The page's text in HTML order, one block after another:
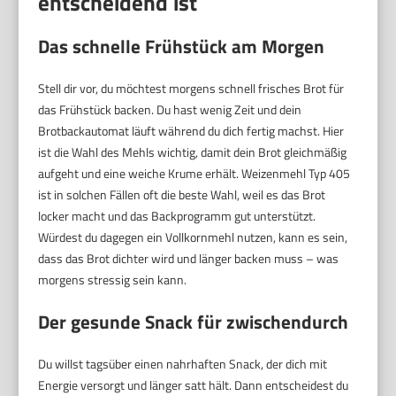
Das schnelle Frühstück am Morgen
Stell dir vor, du möchtest morgens schnell frisches Brot für
das Frühstück backen. Du hast wenig Zeit und dein
Brotbackautomat läuft während du dich fertig machst. Hier
ist die Wahl des Mehls wichtig, damit dein Brot gleichmäßig
aufgeht und eine weiche Krume erhält. Weizenmehl Typ 405
ist in solchen Fällen oft die beste Wahl, weil es das Brot
locker macht und das Backprogramm gut unterstützt.
Würdest du dagegen ein Vollkornmehl nutzen, kann es sein,
dass das Brot dichter wird und länger backen muss – was
morgens stressig sein kann.
Der gesunde Snack für zwischendurch
Du willst tagsüber einen nahrhaften Snack, der dich mit
Energie versorgt und länger satt hält. Dann entscheidest du